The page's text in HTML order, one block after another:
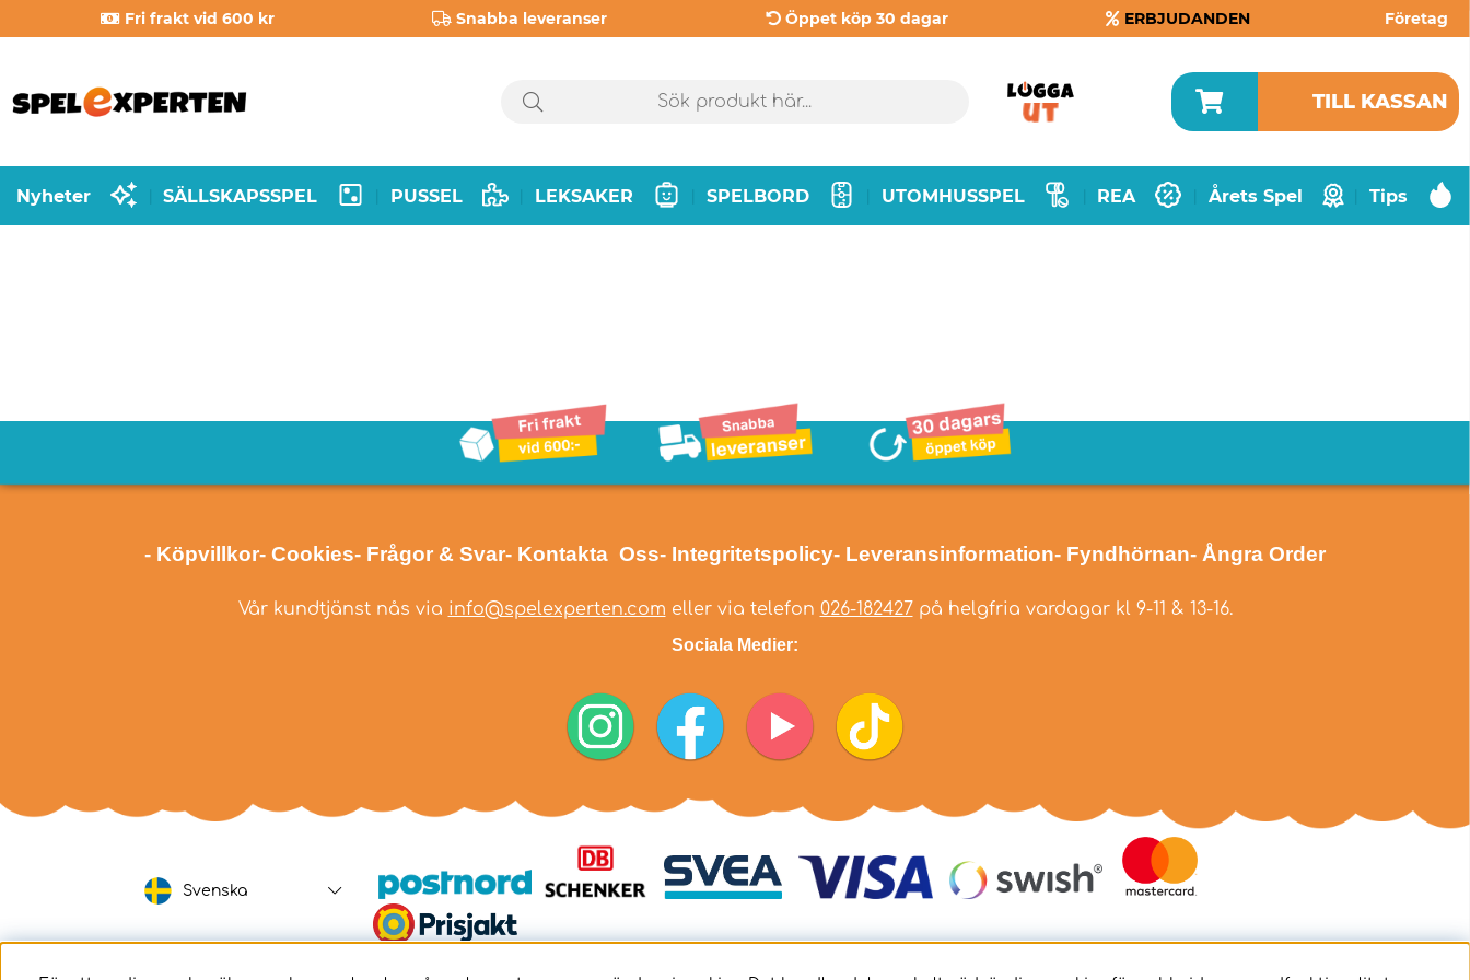
Fri frakt vid 600 kr Snabba leveranser Öppet köp 30 dagar ERBJUDANDEN Företag
TILL KASSAN
Nyheter SÄLLSKAPSSPEL PUSSEL LEKSAKER SPELBORD UTOMHUSSPEL REA Årets Spel Tips
- Köpvillkor- Cookies- Frågor & Svar- Kontakta Oss- Integritetspolicy- Leveransinformation- Fyndhörnan- Ångra Order
Vår kundtjänst nås via info@spelexperten.com eller via telefon 026-182427på helgfria vardagar kl 9-11 & 13-16.
Sociala Medier:
Svenska